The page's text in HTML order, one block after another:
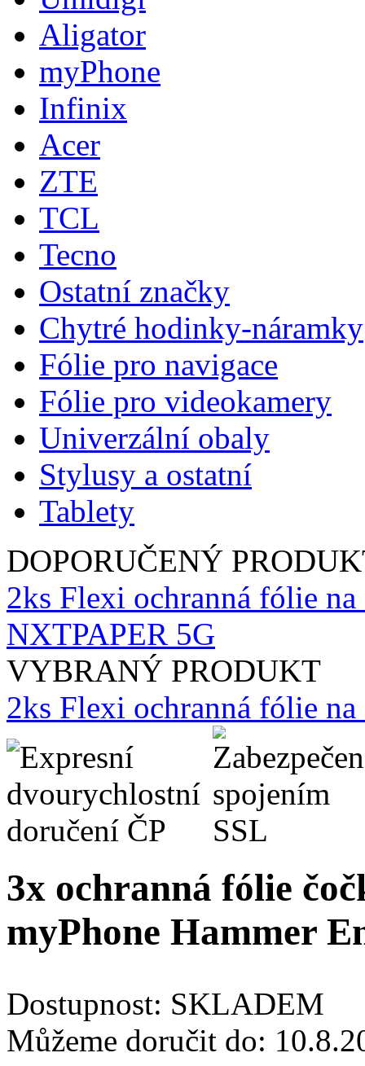
Aligator
myPhone
Infinix
Acer
ZTE
TCL
Tecno
Ostatní značky
Chytré hodinky-náramky
Fólie pro navigace
Fólie pro videokamery
Univerzální obaly
Stylusy a ostatní
Tablety
DOPORUČENÝ
2ks Flexi ochranná fólie
NXTPAPER 5G
VYBRANÝ PRODUKT
2ks Flexi ochranná fólie
3x ochranná fólie
myPhone Hammer
Dostupnost: SKLADEM
Můžeme doručit do: